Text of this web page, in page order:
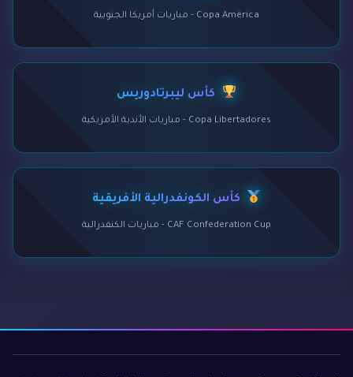
Copa América - مباريات أمريكا الجنوبية
كأس ليبرتادوريس
Copa Libertadores - مباريات الأندية الأمريكية
كأس الكونفدرالية الأفريقية
CAF Confederation Cup - مباريات الكنفدرالية